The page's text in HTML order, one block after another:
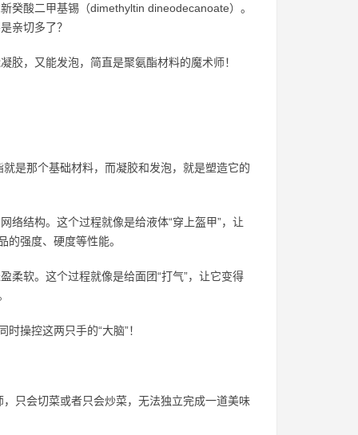
癸酸二甲基锡（dimethyltin dineodecanoate）。
亲切多了？
胶，又能发泡，简直是聚氨酯材料的魔术师！
是那个基础材料，而凝胶和发泡，就是塑造它的
结构。这个过程就像是给液体“穿上盔甲”，让
强度、硬度等性能。
柔软。这个过程就像是给面团“打气”，让它变得
操控这两只手的“大脑”！
只会切菜或者只会炒菜，无法独立完成一道美味